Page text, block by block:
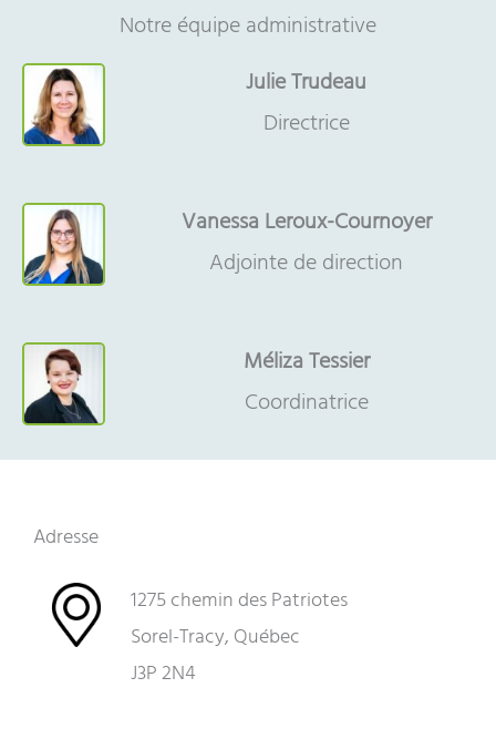
Notre équipe administrative
Julie Trudeau
Directrice
Vanessa Leroux-Cournoyer
Adjointe de direction
Méliza Tessier
Coordinatrice
Adresse
1275 chemin des Patriotes
Sorel-Tracy, Québec
J3P 2N4